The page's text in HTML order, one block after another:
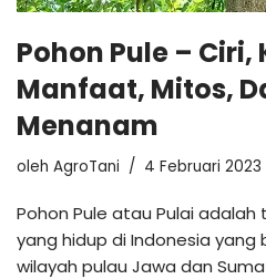
Pohon Pule –
Manfaat, Mitos,
Menanam
oleh AgroTani 4 Februari 2023
Pohon Pule atau Pulai
yang hidup di Indonesia yang
wilayah pulau Jawa dan